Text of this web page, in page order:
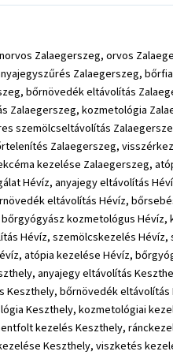
Zalaegerszeg, orvos
Zalaegerszeg,
bőrnövedék eltávolítás
Zalaegerszeg, kozmetológia
szemölcseltávolítás
Zalaegerszeg,
kezelése Zalaegerszeg,
Hévíz, anyajegy eltávolítás
eltávolítás Hévíz,
kozmetológus
Hévíz, szemölcskezelés
atópia kezelése Hévíz,
anyajegy eltávolítás
bőrnövedék
Keszthely, kozmetológiai
kezelés Keszthely,
Keszthely, viszketés